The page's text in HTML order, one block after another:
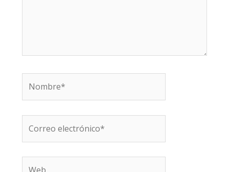
electrónico*